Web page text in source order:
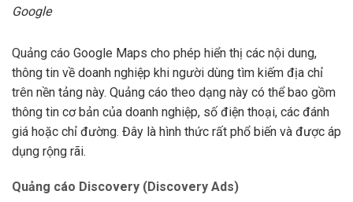
Google
Quảng cáo Google Maps cho phép hiển thị các nội dung,
thông tin về doanh nghiệp khi người dùng tìm kiếm địa chỉ
trên nền tảng này. Quảng cáo theo dạng này có thể bao gồm
thông tin cơ bản của doanh nghiệp, số điện thoại, các đánh
giá hoặc chỉ đường. Đây là hình thức rất phổ biến và được áp
dụng rộng rãi.
Quảng cáo Discovery (Discovery Ads)